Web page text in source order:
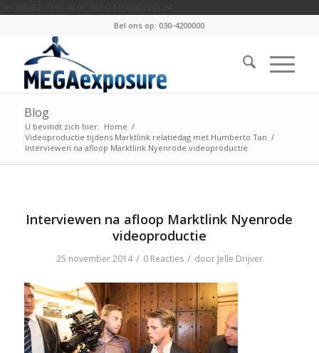
Bel ons op: 030-4200000
Blog
U bevindt zich hier: Home /
Videoproductie tijdens Marktlink relatiedag met Humberto Tan /
Interviewen na afloop Marktlink Nyenrode videoproductie
Interviewen na afloop Marktlink Nyenrode
videoproductie
25 november 2014 / 0 Reacties / door Jelle Drijver